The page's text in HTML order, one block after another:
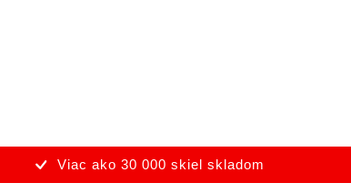
Viac ako 30 000 skiel skladom